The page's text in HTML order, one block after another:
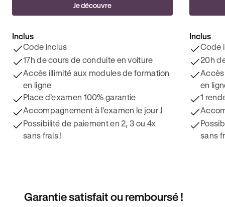
Je découvre
Inclus
Code inclus
17h de cours de conduite en voiture
Accès illimité aux modules de formation
en ligne
Place d’examen 100% garantie
Accompagnement à l'examen le jour J
Possibilité de paiement en 2, 3 ou 4x
sans frais !
Inclus
Code
20h
en
1
sans
Garantie satisfait ou remboursé !